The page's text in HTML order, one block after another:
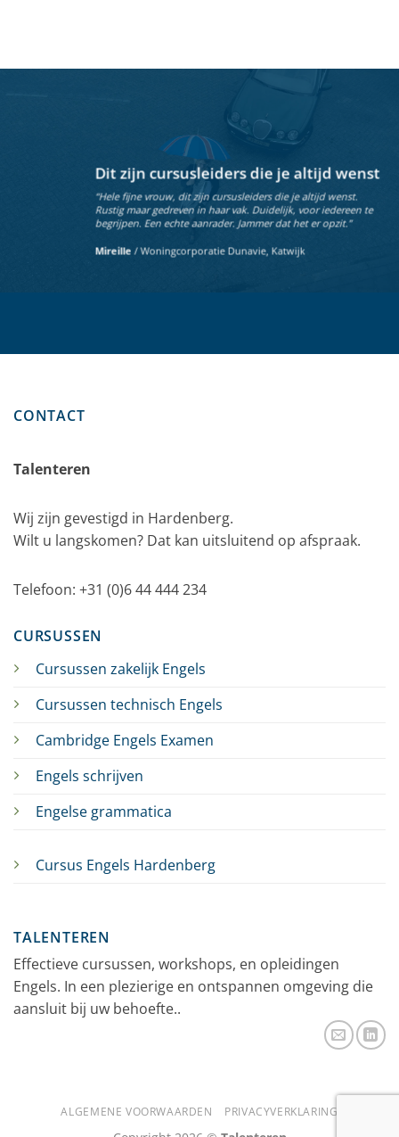
Dit zijn cursusleiders die je altijd wenst
“Hele fijne vrouw, dit zijn cursusleiders die je altijd wenst.
Rustig maar gedreven in haar vak. Duidelijk, voor iedereen te
begrijpen. Een echte aanrader. Jammer dat het er opzit.”
Mireille /Woningcorporatie Dunavie, Katwijk
CONTACT
Talenteren
Wij zijn gevestigd in Hardenberg.
Wilt u langskomen? Dat kan uitsluitend op afspraak.
Telefoon: +31 (0)6 44 444 234
CURSUSSEN
Cursussen zakelijk Engels
Cursussen technisch Engels
Cambridge Engels Examen
Engels schrijven
Engelse grammatica
Cursus Engels Hardenberg
TALENTEREN
Effectieve cursussen, workshops, en opleidingen
Engels. In een plezierige en ontspannen omgeving die
aansluit bij uw behoefte..
ALGEMENE VOORWAARDEN PRIVACYVERKLARING